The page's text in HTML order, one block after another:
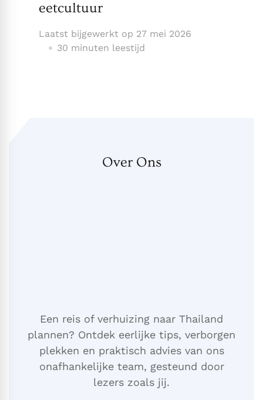
eetcultuur
Laatst bijgewerkt op 27 mei 2026
30 minuten leestijd
Over Ons
Een reis of verhuizing naar Thailand
plannen? Ontdek eerlijke tips, verborgen
plekken en praktisch advies van ons
onafhankelijke team, gesteund door
lezers zoals jij.